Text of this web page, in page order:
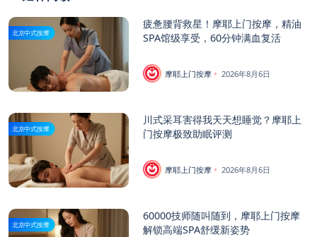
北京中式按摩
疲惫腰背救星！摩耶上门按摩，精油
SPA馆级享受，60分钟满血复活
摩耶上门按摩 2026年8月6日
北京中式按摩
川式采耳害得我天天想睡觉？摩耶上
门按摩极致助眠评测
摩耶上门按摩 2026年8月6日
北京中式按摩
60000技师随叫随到，摩耶上门按摩
解锁高端SPA舒缓新姿势